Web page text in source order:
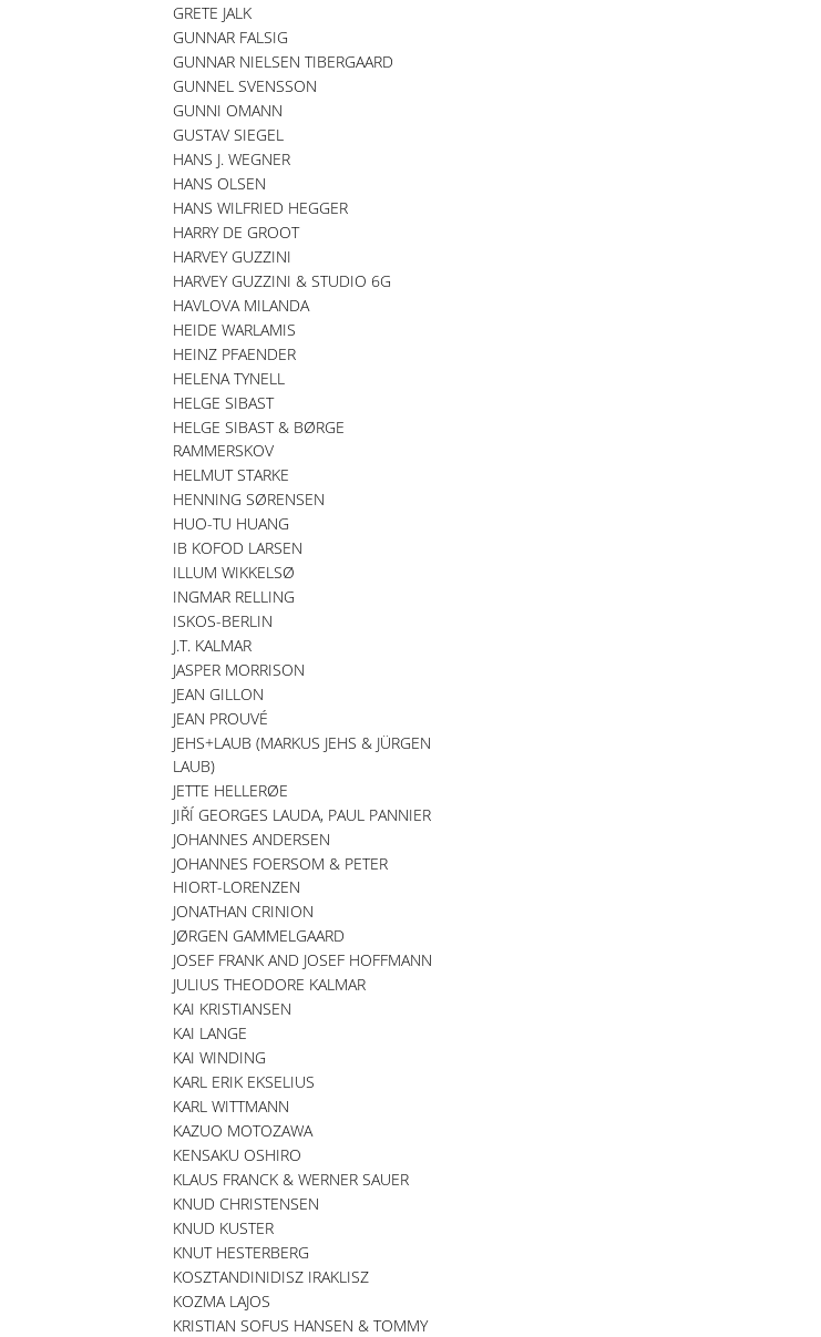
GRETE JALK
GUNNAR FALSIG
GUNNAR NIELSEN TIBERGAARD
GUNNEL SVENSSON
GUNNI OMANN
GUSTAV SIEGEL
HANS J. WEGNER
HANS OLSEN
HANS WILFRIED HEGGER
HARRY DE GROOT
HARVEY GUZZINI
HARVEY GUZZINI & STUDIO 6G
HAVLOVA MILANDA
HEIDE WARLAMIS
HEINZ PFAENDER
HELENA TYNELL
HELGE SIBAST
HELGE SIBAST & BØRGE
RAMMERSKOV
HELMUT STARKE
HENNING SØRENSEN
HUO-TU HUANG
IB KOFOD LARSEN
ILLUM WIKKELSØ
INGMAR RELLING
ISKOS-BERLIN
J.T. KALMAR
JASPER MORRISON
JEAN GILLON
JEAN PROUVÉ
JEHS+LAUB (MARKUS JEHS & JÜRGEN
LAUB)
JETTE HELLERØE
JIŘÍ GEORGES LAUDA, PAUL PANNIER
JOHANNES ANDERSEN
JOHANNES FOERSOM & PETER
HIORT-LORENZEN
JONATHAN CRINION
JØRGEN GAMMELGAARD
JOSEF FRANK AND JOSEF HOFFMANN
JULIUS THEODORE KALMAR
KAI KRISTIANSEN
KAI LANGE
KAI WINDING
KARL ERIK EKSELIUS
KARL WITTMANN
KAZUO MOTOZAWA
KENSAKU OSHIRO
KLAUS FRANCK & WERNER SAUER
KNUD CHRISTENSEN
KNUD KUSTER
KNUT HESTERBERG
KOSZTANDINIDISZ IRAKLISZ
KOZMA LAJOS
KRISTIAN SOFUS HANSEN & TOMMY